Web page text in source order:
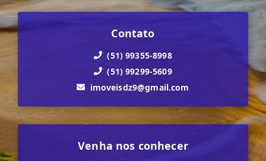
Contato
(51) 99355-8998
(51) 99299-5609
imoveisdz9@gmail.com
Venha nos conhecer